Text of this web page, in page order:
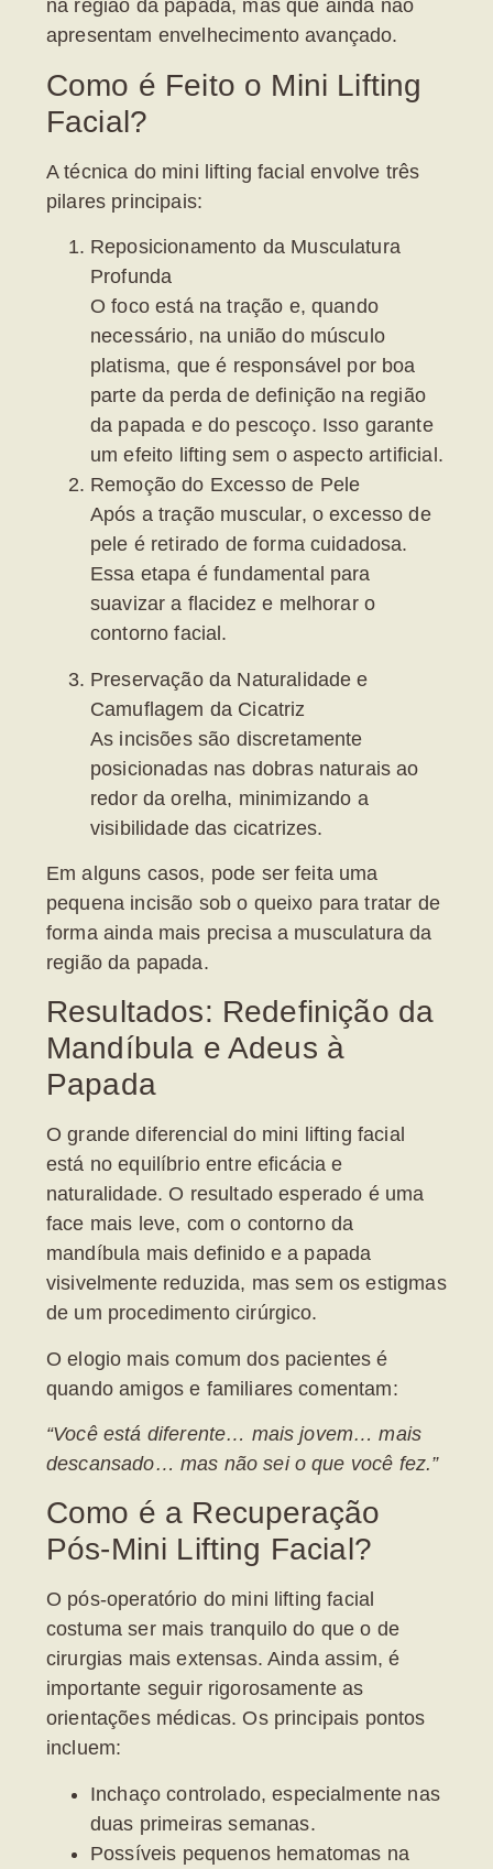
na região da papada, mas que ainda não
apresentam envelhecimento avançado.
Como é Feito o Mini Lifting
Facial?
A técnica do mini lifting facial envolve três
pilares principais:
Reposicionamento da Musculatura
Profunda
O foco está na tração e, quando
necessário, na união do músculo
platisma, que é responsável por boa
parte da perda de definição na região
da papada e do pescoço. Isso garante
um efeito lifting sem o aspecto artificial.
Remoção do Excesso de Pele
Após a tração muscular, o excesso de
pele é retirado de forma cuidadosa.
Essa etapa é fundamental para
suavizar a flacidez e melhorar o
contorno facial.
Preservação da Naturalidade e
Camuflagem da Cicatriz
As incisões são discretamente
posicionadas nas dobras naturais ao
redor da orelha, minimizando a
visibilidade das cicatrizes.
Em alguns casos, pode ser feita uma
pequena incisão sob o queixo para tratar de
forma ainda mais precisa a musculatura da
região da papada.
Resultados: Redefinição da
Mandíbula e Adeus à
Papada
O grande diferencial do mini lifting facial
está no equilíbrio entre eficácia e
naturalidade. O resultado esperado é uma
face mais leve, com o contorno da
mandíbula mais definido e a papada
visivelmente reduzida, mas sem os estigmas
de um procedimento cirúrgico.
O elogio mais comum dos pacientes é
quando amigos e familiares comentam:
“Você está diferente… mais jovem… mais
descansado… mas não sei o que você fez.”
Como é a Recuperação
Pós-Mini Lifting Facial?
O pós-operatório do mini lifting facial
costuma ser mais tranquilo do que o de
cirurgias mais extensas. Ainda assim, é
importante seguir rigorosamente as
orientações médicas. Os principais pontos
incluem:
Inchaço controlado, especialmente nas
duas primeiras semanas.
Possíveis pequenos hematomas na